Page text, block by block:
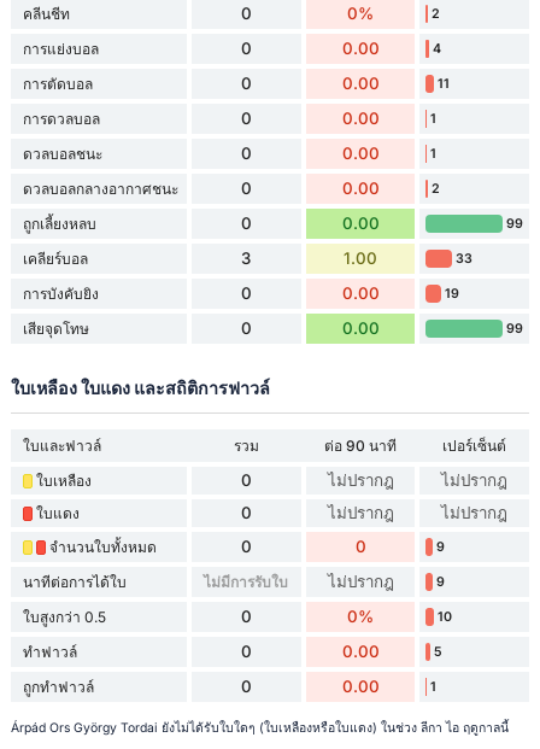
คลีนชีท 0 0% 2
การแย่งบอล 0 0.00 4
การตัดบอล 0 0.00 11
การดวลบอล 0 0.00 1
ดวลบอลชนะ 0 0.00 1
ดวลบอลกลางอากาศชนะ 0 0.00 2
ถูกเลี้ยงหลบ 0 0.00 99
เคลียร์บอล 3 1.00 33
การบังคับยิง 0 0.00 19
เสียจุดโทษ 0 0.00 99
ใบเหลือง ใบแดง และสถิติการฟาวล์
ใบและฟาวล์ รวม ต่อ 90 นาที
เปอร์เซ็นต์
ใบเหลือง
0 ไม่ปรากฎ ไม่ปรากฎ
ใบแดง 0 ไม่ปรากฎ ไม่ปรากฎ
จำนวนใบทั้งหมด 0 0 9
นาทีต่อการได้ใบ ไม่มีการรับใบ ไม่ปรากฎ 9
ใบสูงกว่า 0.5 0 0% 10
ทำฟาวล์ 0 0.00 5
ถูกทำฟาวล์ 0 0.00 1
Árpád Ors György Tordai ยังไม่ได้รับใบใดๆ (ใบเหลืองหรือใบแดง) ในช่วง ลีกา ไอ ฤดูกาลนี้